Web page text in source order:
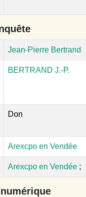
Jean-Pierre Bertrand
BERTRAND J.-P.
Don
Arexcpo en Vendée
Arexcpo en Vendée ;